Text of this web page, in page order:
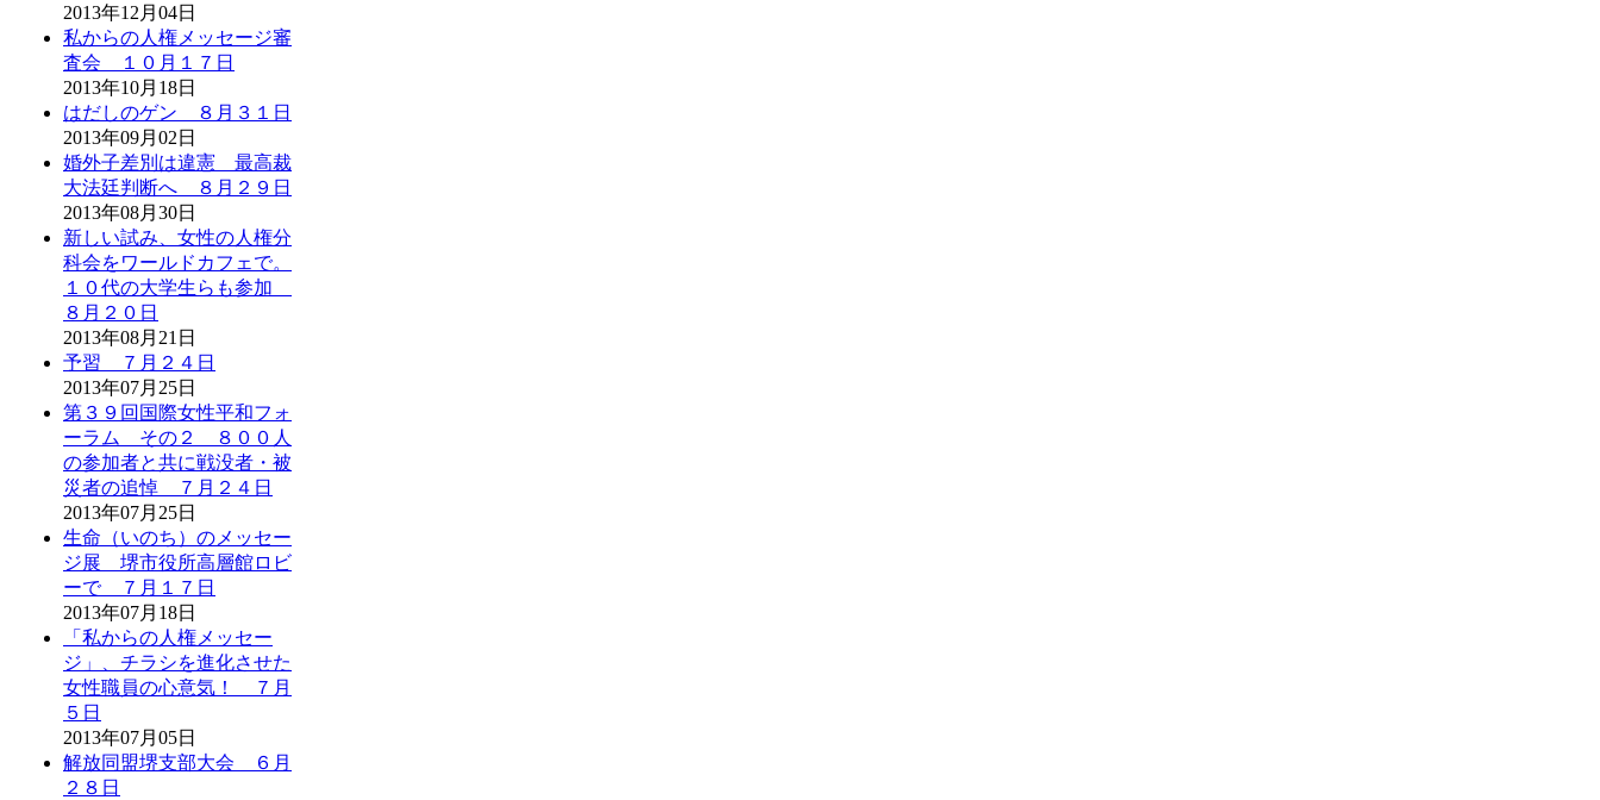
2013年12月04日
私からの人権メッセージ審
査会 １０月１７日
2013年10月18日
はだしのゲン ８月３１日
2013年09月02日
婚外子差別は違憲 最高裁
大法廷判断へ ８月２９日
2013年08月30日
新しい試み、女性の人権分
科会をワールドカフェで。
１０代の大学生らも参加
８月２０日
2013年08月21日
予習 ７月２４日
2013年07月25日
第３９回国際女性平和フォ
ーラム その２ ８００人
の参加者と共に戦没者・被
災者の追悼 ７月２４日
2013年07月25日
生命（いのち）のメッセー
ジ展 堺市役所高層館ロビ
ーで ７月１７日
2013年07月18日
「私からの人権メッセー
ジ」、チラシを進化させた
女性職員の心意気！ ７月
５日
2013年07月05日
解放同盟堺支部大会 ６月
２８日